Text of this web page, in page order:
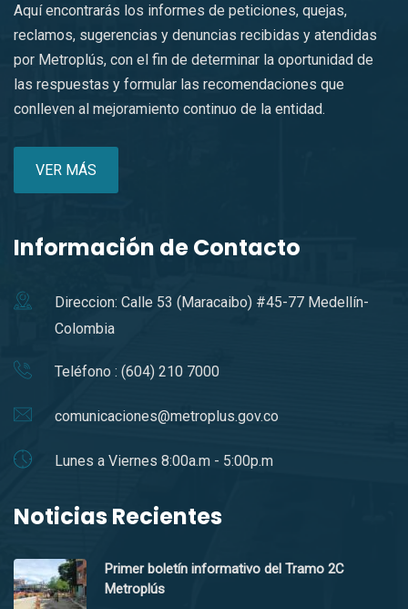
Aquí encontrarás los informes de peticiones, quejas,
reclamos, sugerencias y denuncias recibidas y atendidas
por Metroplús, con el fin de determinar la oportunidad de
las respuestas y formular las recomendaciones que
conlleven al mejoramiento continuo de la entidad.
VER MÁS
Información de Contacto
Direccion: Calle 53 (Maracaibo) #45-77 Medellín-
Colombia
Teléfono : (604) 210 7000
comunicaciones@metroplus.gov.co
Lunes a Viernes 8:00a.m - 5:00p.m
Noticias Recientes
Primer boletín informativo del Tramo 2C
Metroplús